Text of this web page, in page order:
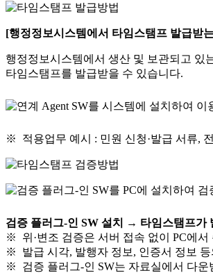
[행정정보시스템에서 타임스탬프 발급받
행정정보시스템에서 생산 및 보관되고 있
타임스탬프를 발급받을 수 있습니다.
※ 적용업무 예시 : 민원 신청·발급 서류,
검증 플러그-인 SW 설치 → 타임스탬프가
※ 위·변조 검증은 서버 접속 없이 PC에서
※ 발급 시각, 발행자 정보, 인증서 정보
※ 검증 플러그-인 SW는 자료실에서 다운